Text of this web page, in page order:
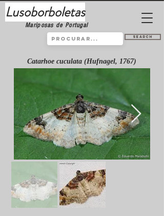
Lusoborboletas
Mariposas de Portugal
Search
Catarhoe cuculata (Hufnagel, 1767)